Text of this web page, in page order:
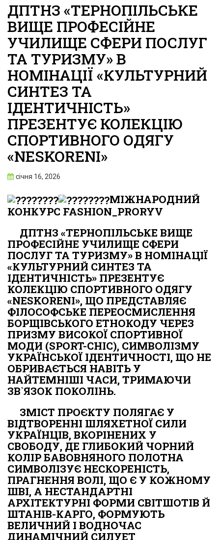
ДПТНЗ «ТЕРНОПІЛЬСЬКЕ
ВИЩЕ ПРОФЕСІЙНЕ
УЧИЛИЩЕ СФЕРИ ПОСЛУГ
ТА ТУРИЗМУ» В
НОМІНАЦІЇ «КУЛЬТУРНИЙ
СИНТЕЗ ТА
ІДЕНТИЧНІСТЬ»
ПРЕЗЕНТУЄ КОЛЕКЦІЮ
СПОРТИВНОГО ОДЯГУ
«NESKORENI»
січня 16, 2026
МІЖНАРОДНИЙ
КОНКУРС FASHION_PRORYV
ДПТНЗ «ТЕРНОПІЛЬСЬКЕ ВИЩЕ
ПРОФЕСІЙНЕ УЧИЛИЩЕ СФЕРИ
ПОСЛУГ ТА ТУРИЗМУ» В НОМІНАЦІЇ
«КУЛЬТУРНИЙ СИНТЕЗ ТА
ІДЕНТИЧНІСТЬ» ПРЕЗЕНТУЄ
КОЛЕКЦІЮ СПОРТИВНОГО ОДЯГУ
«NESKORENI», ЩО ПРЕДСТАВЛЯЄ
ФІЛОСОФСЬКЕ ПЕРЕОСМИСЛЕННЯ
БОРЩІВСЬКОГО ЕТНОКОДУ ЧЕРЕЗ
ПРИЗМУ ВИСОКОЇ СПОРТИВНОЇ
МОДИ (SPORT-CHIC), СИМВОЛІЗМУ
УКРАЇНСЬКОЇ ІДЕНТИЧНОСТІ, ЩО НЕ
ОБРИВАЄТЬСЯ НАВІТЬ У
НАЙТЕМНІШІ ЧАСИ, ТРИМАЮЧИ
ЗВ`ЯЗОК ПОКОЛІНЬ.
ЗМІСТ ПРОЄКТУ ПОЛЯГАЄ У
ВІДТВОРЕННІ ШЛЯХЕТНОЇ СИЛИ
УКРАЇНЦІВ, ВКОРІНЕНИХ У
СВОБОДУ, ДЕ ГЛИБОКИЙ ЧОРНИЙ
КОЛІР БАВОВНЯНОГО ПОЛОТНА
СИМВОЛІЗУЄ НЕСКОРЕНІСТЬ,
ПРАГНЕННЯ ВОЛІ, ЩО Є У КОЖНОМУ
ШВІ, А НЕСТАНДАРТНІ
АРХІТЕКТУРНІ ФОРМИ СВІТШОТІВ Й
ШТАНІВ-КАРГО, ФОРМУЮТЬ
ВЕЛИЧНИЙ І ВОДНОЧАС
ДИНАМІЧНИЙ СИЛУЕТ